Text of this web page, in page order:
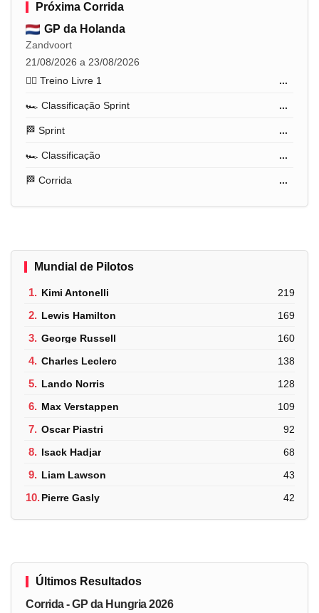
Próxima Corrida
GP da Holanda
Zandvoort
21/08/2026 a 23/08/2026
🏋️‍♂️ Treino Livre 1
...
🏎️ Classificação Sprint ...
🏁 Sprint ...
🏎️ Classificação ...
🏁 Corrida ...
Mundial de Pilotos
1. Kimi Antonelli 219
2. Lewis Hamilton 169
3. George Russell 160
4. Charles Leclerc 138
5. Lando Norris 128
6. Max Verstappen 109
7. Oscar Piastri 92
8. Isack Hadjar 68
9. Liam Lawson 43
10.Pierre Gasly 42
Últimos Resultados
Corrida - GP da Hungria 2026